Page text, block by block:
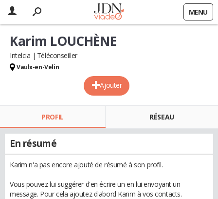
MENU
Ajouter
Karim LOUCHÈNE
Intelcia Téléconseiller
Vaulx-en-Velin
PROFIL RÉSEAU
En résumé
Karim n'a pas encore ajouté de résumé à son profil.
Vous pouvez lui suggérer d'en écrire un en lui envoyant un
message. Pour cela ajoutez d'abord Karim à vos contacts.